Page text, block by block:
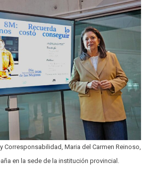
Corresponsabilidad, Maria del Carmen Reinoso,
en la sede de la institución provincial.